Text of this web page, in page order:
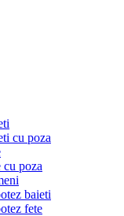
cu poza
poza
baieti
fete